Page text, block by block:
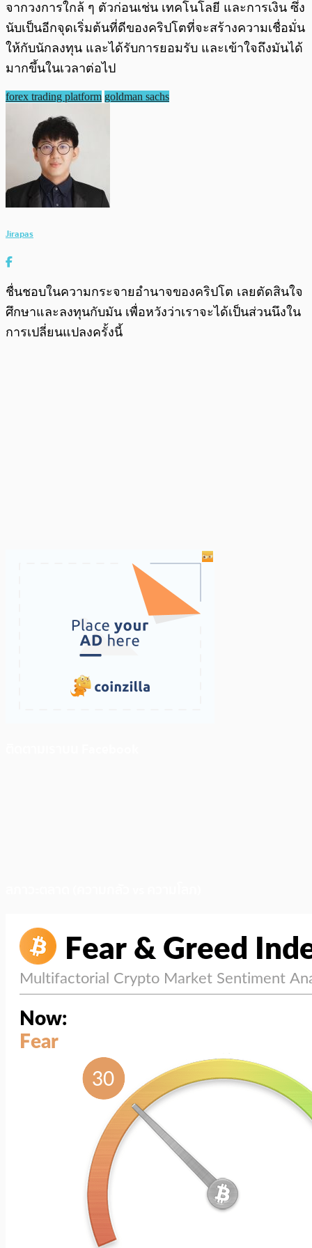
จากวงการใกล้ ๆ ตัวก่อนเช่น เทคโนโลยี และการเงิน ซึ่ง
นับเป็นอีกจุดเริ่มต้นที่ดีของคริปโตที่จะสร้างความเชื่อมั่น
ให้กับนักลงทุน และได้รับการยอมรับ และเข้าใจถึงมันได้
มากขึ้นในเวลาต่อไป
forex trading platform goldman sachs
Jirapas
ชื่นชอบในความกระจายอำนาจของคริปโต เลยตัดสินใจ
ศึกษาและลงทุนกับมัน เพื่อหวังว่าเราจะได้เป็นส่วนนึงใน
การเปลี่ยนแปลงครั้งนี้